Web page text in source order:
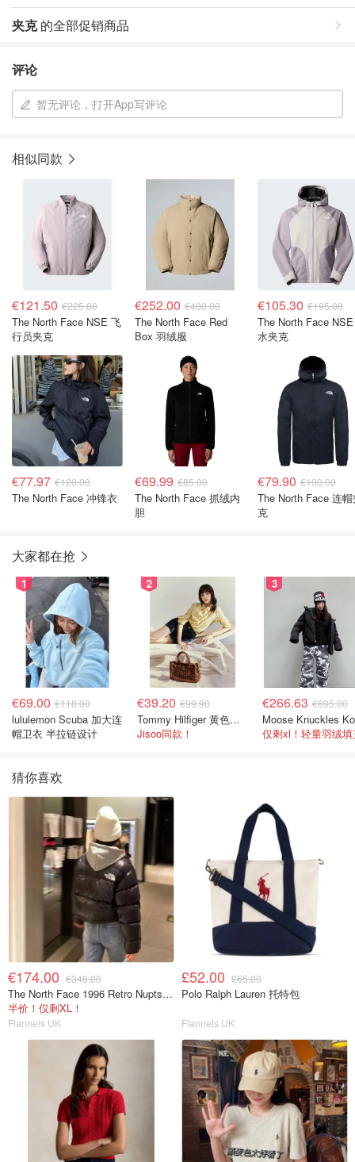
夹克的全部促销商品
评论
暂无评论，打开App写评论
相似同款
€121.50 €225.00
The North Face NSE 飞
行员夹克
€252.00 €400.00
The North Face Red
Box 羽绒服
€105.30 €195.00
The North Face
水夹克
€77.97 €120.00
The North Face 冲锋衣
€69.99 €85.00
The North Face 抓绒内
胆
€79.90 €100.00
The North Face 连
克
大家都在抢
1
€69.00 €118.00
lululemon Scuba 加大连
帽卫衣 半拉链设计
2
€39.20 €99.90
Tommy Hilfiger 黄色条纹衬衫
Jisoo同款！
3
€266.63 €695.00
猜你喜欢
€174.00 €348.00
The North Face 1996 Retro Nuptse 短款羽绒服
半价！仅剩XL！
Flannels UK
£52.00 £65.00
Polo Ralph Lauren 托特包
Flannels UK